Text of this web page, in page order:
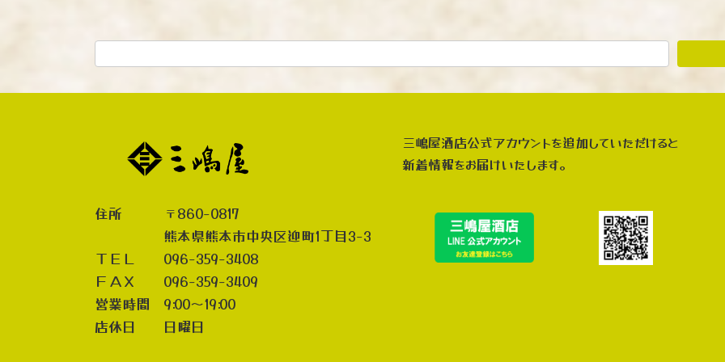
住所 〒860-0817
熊本県熊本市中央区迎町1丁目3-3
ＴＥＬ 096-359-3408
ＦＡＸ 096-359-3409
営業時間 9:00～19:00
店休日 日曜日
三嶋屋酒店公式アカウントを追加していただけると
新着情報をお届けいたします。